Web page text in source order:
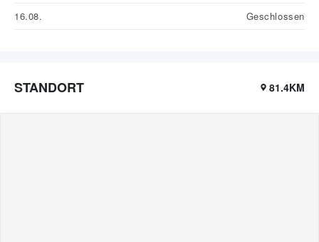
16.08.
Geschlossen
STANDORT 81.4KM